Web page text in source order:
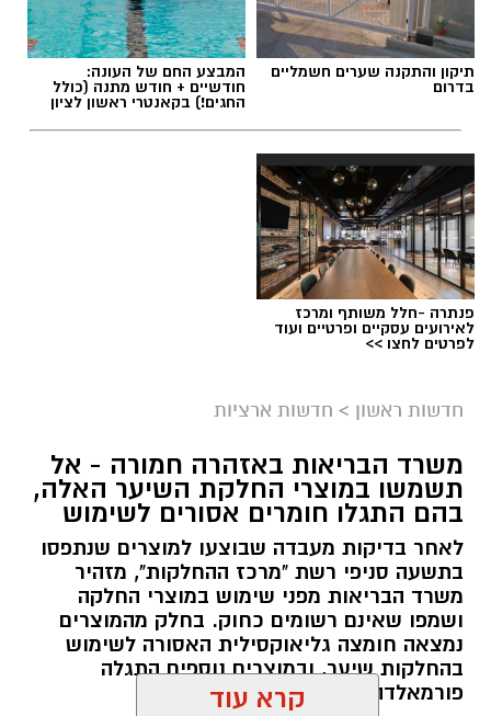
תיקון והתקנה שערים חשמליים
בדרום
המבצע החם של העונה:
חודשיים + חודש מתנה (כולל
החגים!) בקאנטרי ראשון לציון
פנתרה -חלל משותף ומרכז
לאירועים עסקיים ופרטיים ועוד
לפרטים לחצו >>
חדשות ראשון > חדשות ארציות
משרד הבריאות באזהרה חמורה - אל
תשמשו במוצרי החלקת השיער האלה,
בהם התגלו חומרים אסורים לשימוש
לאחר בדיקות מעבדה שבוצעו למוצרים שנתפסו
בתשעה סניפי רשת "מרכז ההחלקות", מזהיר
משרד הבריאות מפני שימוש במוצרי החלקה
ושמפו שאינם רשומים כחוק. בחלק מהמוצרים
נמצאה חומצה גליאוקסילית האסורה לשימוש
בהחלקות שיער, ובמוצרים נוספים התגלה
פורמאלדהיד - חומר המוגדר כמסרטן
קרא עוד